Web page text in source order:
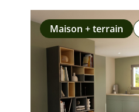
Maison + terrain